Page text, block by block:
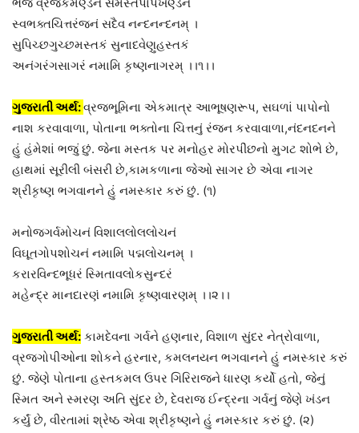
સ્વભક્તચિત્તરંજનં સદૈવ નન્દનન્દનમ્ ।
સુપિચ્છગુચ્છમસ્તકં સુનાદવેણુહસ્તકં
અનંગરંગસાગરં નમામિ કૃષ્ણનાગરમ્ ।।૧।।
ગુજરાતી અર્થ:વ્રજભૂમિના એકમાત્ર આભૂષણરૂપ, સઘળાં પાપોનો
નાશ કરવાવાળા, પોતાના ભક્તોના ચિત્તનું રંજન કરવાવાળા,નંદનદનને
હું હંમેશાં ભજું છું. જેના મસ્તક પર મનોહર મોરપીંછનો મુગટ શોભે છે,
હાથમાં સૂરીલી બંસરી છે,કામકળાના જેઓ સાગર છે એવા નાગર
શ્રીકૃષ્ણ ભગવાનને હું નમસ્કાર કરું છું. (૧)
મનોજગર્વમોચનં વિશાલલોલલોચનં
વિઘૂતગોપશોચનં નમામિ પદ્મલોચનમ્ ।
કરારવિન્દભૂધરં સ્મિતાવલોકસુન્દરં
મહેન્દ્ર માનદારણં નમામિ કૃષ્ણવારણમ્ ।।૨।।
ગુજરાતી અર્થ: કામદેવના ગર્વને હણનાર, વિશાળ સુંદર નેત્રોવાળા,
વ્રજગોપીઓના શોકને હરનાર, કમલનયન ભગવાનને હું નમસ્કાર કરું
છું. જેણે પોતાના હસ્તકમલ ઉપર ગિરિરાજને ધારણ કર્યો હતો, જેનું
સ્મિત અને સ્મરણ અતિ સુંદર છે, દેવરાજ ઈન્દ્રના ગર્વનું જેણે ખંડન
કર્યું છે, વીરતામાં શ્રેષ્ઠ એવા શ્રીકૃષ્ણને હું નમસ્કાર કરું છું. (૨)